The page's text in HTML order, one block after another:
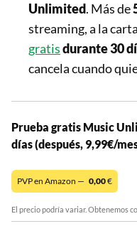
Unlimited. Más de
streaming, a la
gratisdurante 30
cancela cuando
Prueba gratis Music
días (después, 9,99€/
PVP en Amazon — 0,00€
El precio podría variar. Obtenemos